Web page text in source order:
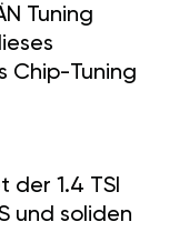
Tuning
Chip-Tuning
1.4 TSI
und soliden